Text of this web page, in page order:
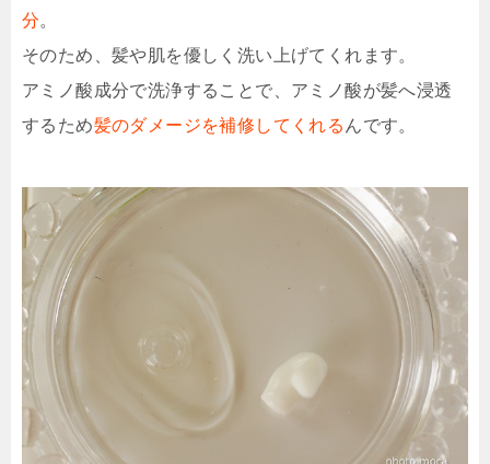
分。
そのため、髪や肌を優しく洗い上げてくれます。
アミノ酸成分で洗浄することで、アミノ酸が髪へ浸透
するため髪のダメージを補修してくれる んです。